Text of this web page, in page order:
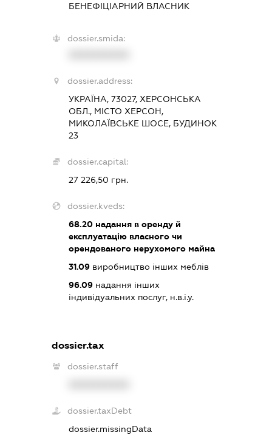
БЕНЕФІЦІАРНИЙ ВЛАСНИК
dossier.smida:
dossier.address:
УКРАЇНА, 73027, ХЕРСОНСЬКА
ОБЛ., МІСТО ХЕРСОН,
МИКОЛАЇВСЬКЕ ШОСЕ, БУДИНОК
23
dossier.capital:
27 226,50 грн.
dossier.kveds:
68.20 надання в оренду й
експлуатацію власного чи
орендованого нерухомого майна
31.09 виробництво інших меблів
96.09 надання інших
індивідуальних послуг, н.в.і.у.
dossier.tax
dossier.staff
dossier.taxDebt
dossier.missingData